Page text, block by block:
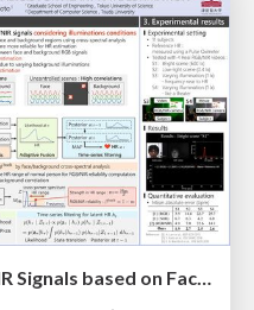
Adaptive Fusion of RGB/NIR Signals based on Face/Background Cross-spectral Analysis for Heart Rate Estimation